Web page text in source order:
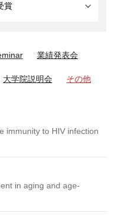
賞
業績発表会
大学院説明会 その他
immunity to HIV infection
in aging and age-